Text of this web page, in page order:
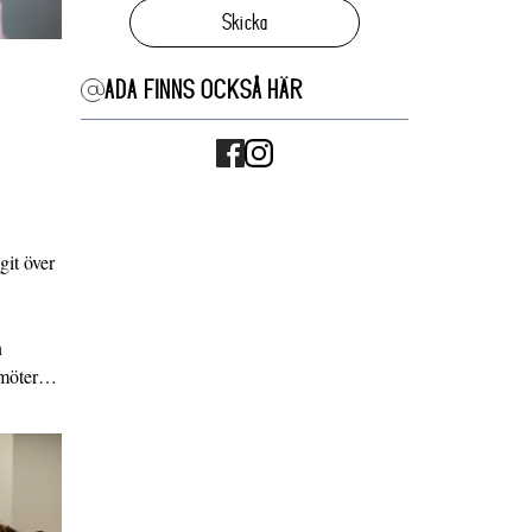
över
Skicka
ADA FINNS OCKSÅ HÄR